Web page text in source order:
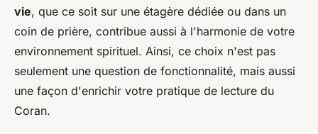
vie, que ce soit sur une étagère dédiée ou dans un
coin de prière, contribue aussi à l'harmonie de votre
environnement spirituel. Ainsi, ce choix n'est pas
seulement une question de fonctionnalité, mais aussi
une façon d'enrichir votre pratique de lecture du
Coran.